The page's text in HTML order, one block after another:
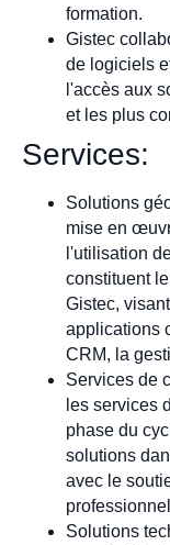
formation.
Gistec
de logiciels
l'accès aux
et les plus
Services:
Solutions
mise en
l'utilisation
constituent
Gistec,
applications
CRM, la
Services de
les services
phase du
solutions
avec le
Solutions